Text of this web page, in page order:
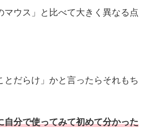
マウス」と比べて大きく異なる点
とだらけ」かと言ったらそれもち
自分で使ってみて初めて分かった